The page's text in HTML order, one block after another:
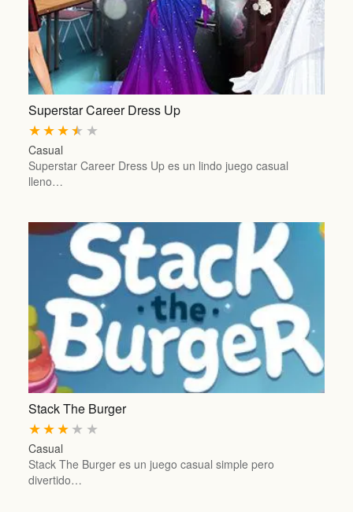
Superstar Career Dress Up
★
★
★
★
★
Casual
Superstar Career Dress Up es un lindo juego casual
lleno…
Stack The Burger
★
★
★
★
★
Casual
Stack The Burger es un juego casual simple pero
divertido…